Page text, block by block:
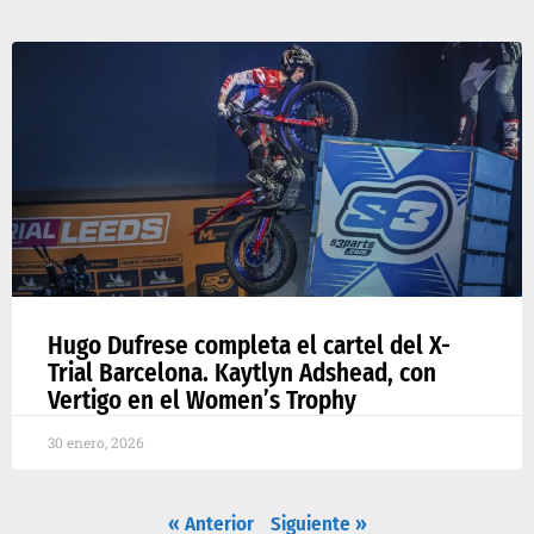
Hugo Dufrese completa el cartel del X-
Trial Barcelona. Kaytlyn Adshead, con
Vertigo en el Women’s Trophy
30 enero, 2026
« Anterior Siguiente »